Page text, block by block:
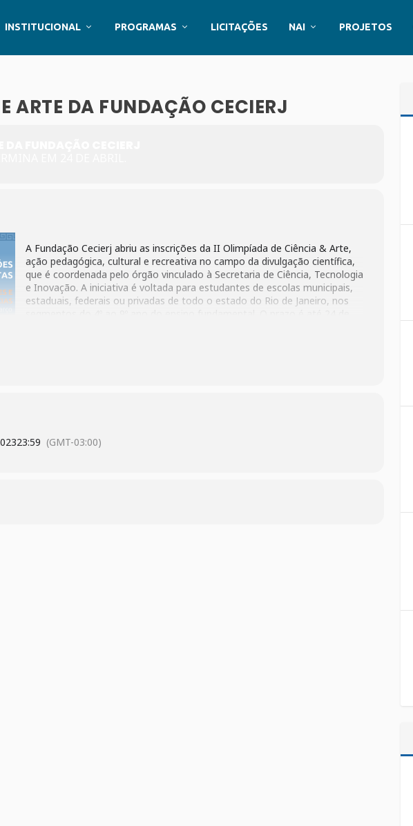
INSTITUCIONAL PROGRAMAS LICITAÇÕES NAI PROJETOS
ARTE DA FUNDAÇÃO CECIERJ
A Fundação Cecierj abriu as inscrições da II Olimpíada de Ciência & Arte,
ação pedagógica, cultural e recreativa no campo da divulgação científica,
que é coordenada pelo órgão vinculado à Secretaria de Ciência, Tecnologia
e Inovação. A iniciativa é voltada para estudantes de escolas municipais,
estaduais, federais ou privadas de todo o estado do Rio de Janeiro, nos
do preenchimento da Ficha de Inscrição disponível, exclusivamente, no
23:59 (GMT-03:00)